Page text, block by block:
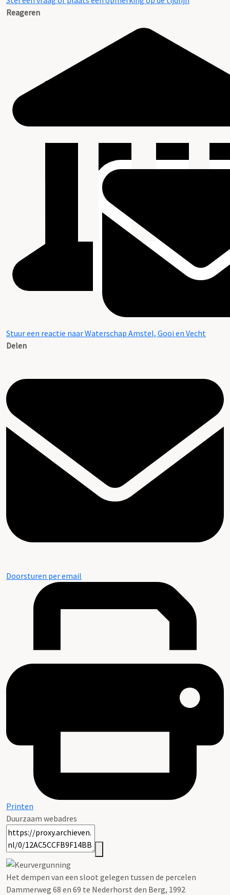
Reageren
Stuur een reactie naar Waterschap Amstel, Gooi en Vecht
Delen
Doorsturen per email
Printen
Duurzaam webadres
Het dempen van een sloot gelegen tussen de percelen
Dammerweg 68 en 69 te Nederhorst den Berg, 1992